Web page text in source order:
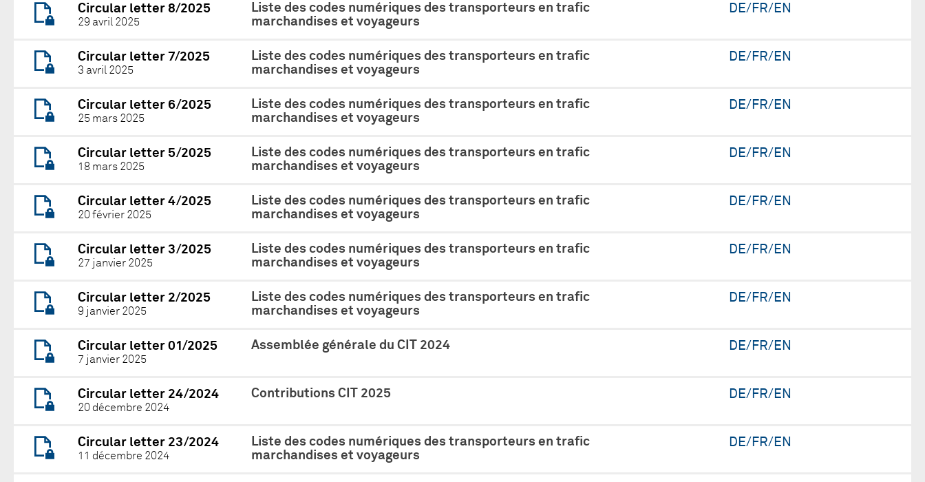
Circular letter 8/2025
29 avril 2025
Liste des codes numériques des transporteurs en trafic
marchandises et voyageurs
DE/FR/EN
Circular letter 7/2025
3 avril 2025
Liste des codes numériques des transporteurs en trafic
marchandises et voyageurs
DE/FR/EN
Circular letter 6/2025
25 mars 2025
Liste des codes numériques des transporteurs en trafic
marchandises et voyageurs
DE/FR/EN
Circular letter 5/2025
18 mars 2025
Liste des codes numériques des transporteurs en trafic
marchandises et voyageurs
DE/FR/EN
Circular letter 4/2025
20 février 2025
Liste des codes numériques des transporteurs en trafic
marchandises et voyageurs
DE/FR/EN
Circular letter 3/2025
27 janvier 2025
Liste des codes numériques des transporteurs en trafic
marchandises et voyageurs
DE/FR/EN
Circular letter 2/2025
9 janvier 2025
Liste des codes numériques des transporteurs en trafic
marchandises et voyageurs
DE/FR/EN
Circular letter 01/2025
7 janvier 2025
Assemblée générale du CIT 2024 DE/FR/EN
Circular letter 24/2024
20 décembre 2024
Contributions CIT 2025 DE/FR/EN
Circular letter 23/2024
11 décembre 2024
Liste des codes numériques des transporteurs en trafic
marchandises et voyageurs
DE/FR/EN